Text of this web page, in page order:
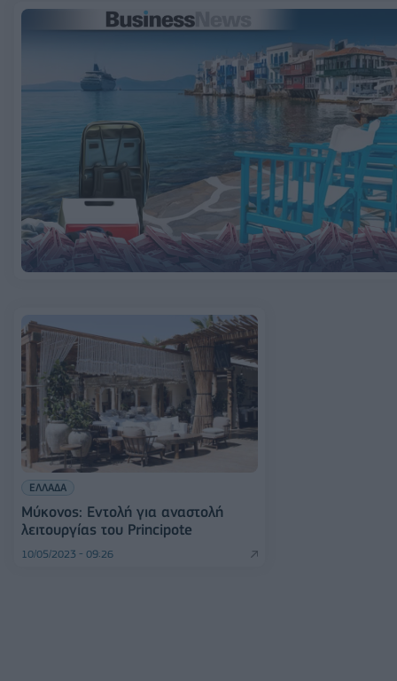
ΕΛΛΑΔΑ
Μύκονος: Εντολή για αναστολή
λειτουργίας του Principote
10/05/2023 - 09:26